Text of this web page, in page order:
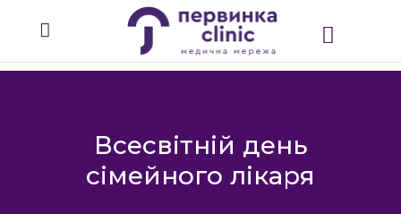
Всесвітній день
сімейного лікаря